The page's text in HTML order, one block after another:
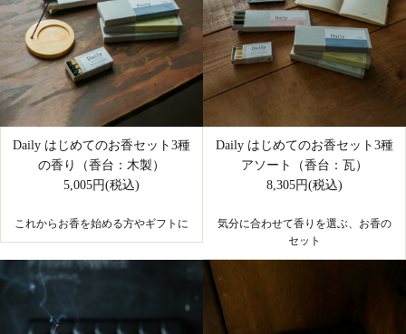
Daily はじめてのお香セット3種
の香り（香台：木製）
5,005円(税込)
これからお香を始める方やギフトに
Daily はじめてのお香セット3種
アソート（香台：瓦）
8,305円(税込)
気分に合わせて香りを選ぶ、お香の
セット